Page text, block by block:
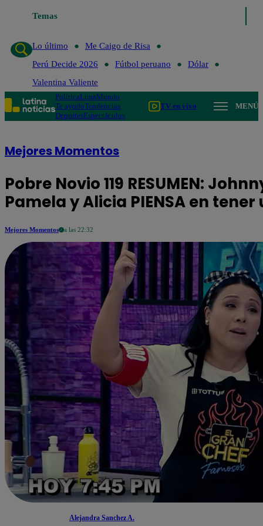
Temas
Lo último
Me Caigo de Risa
Perú Decide 2026
Fútbol peruano
Dólar
Valentina Valiente
PolíticaLimaMundo
Te ayudoTendencias
DeportesEspectáculos
TV en vivo MENÚ
Mejores Momentos
Pobre Novio 119 RESUMEN:
Pamela y Alicia PIENSA en tener
Mejores Momentos a las 22:32
Alejandra Sanchez A.